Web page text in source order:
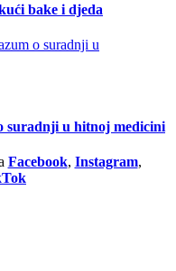
bake i djeda
suradnji u hitnoj medicini
Facebook, Instagram,